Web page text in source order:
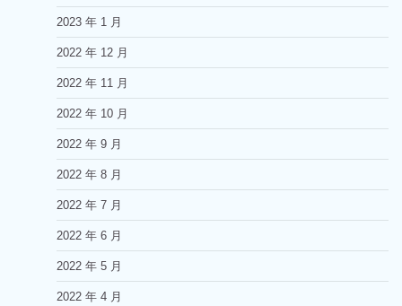
2023 年 1 月
2022 年 12 月
2022 年 11 月
2022 年 10 月
2022 年 9 月
2022 年 8 月
2022 年 7 月
2022 年 6 月
2022 年 5 月
2022 年 4 月